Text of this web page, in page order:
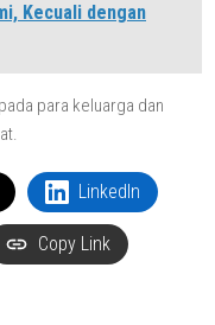
Kecuali dengan
para keluarga dan
LinkedIn
Copy Link